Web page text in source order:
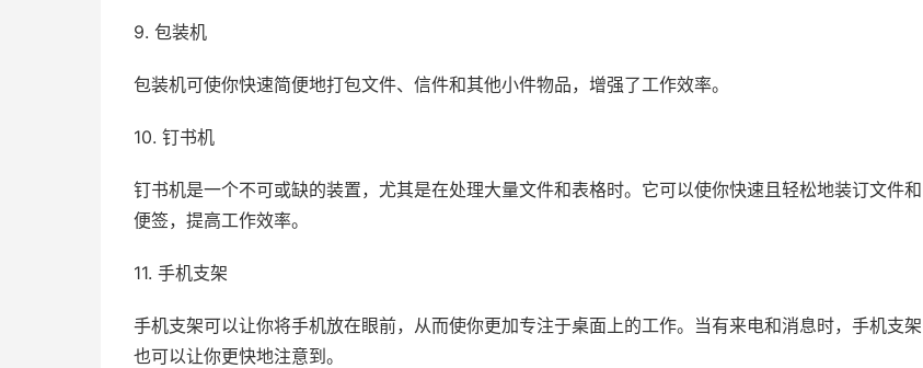
9. 包装机
包装机可使你快速简便地打包文件、信件和其他小件物品，增强了工作效率。
10. 钉书机
钉书机是一个不可或缺的装置，尤其是在处理大量文件和表格时。它可以使你快速且轻松地装订文件和
便签，提高工作效率。
11. 手机支架
手机支架可以让你将手机放在眼前，从而使你更加专注于桌面上的工作。当有来电和消息时，手机支架
也可以让你更快地注意到。